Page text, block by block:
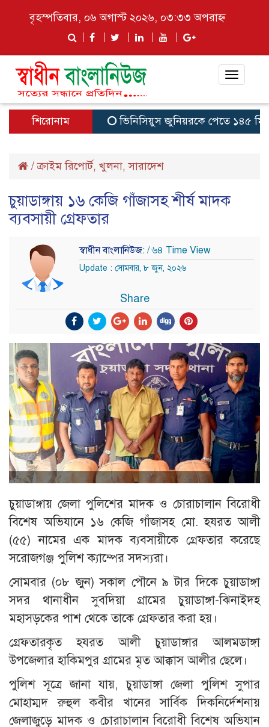
বৃহস্পতিবার, ০৬ অগাস্ট ২০২৬, ০৩:৩৩ অপরাহ্ন
Toggle
শিরোনাম ভিনিসিয়ুস জুনিয়রকে পেতে ১৪৫
/ক্রাইম রিপোর্ট, খুলনা,সারাদেশ
চুয়াডাঙ্গায় ১৬ কেজি গাঁজাসহ শীর্ষ মাদক
ব্যবসায়ী গ্রেফতার
স্বাধীন বাংলানিউজ: / ৬৪ Time View
Update : সোমবার, ৮ জুন, ২০২৬
Share
চুয়াডাঙ্গায় জেলা পুলিশের মাদক ও চোরাচালান বিরোধী
বিশেষ অভিযানে ১৬ কেজি গাঁজাসহ মো. হযরত আলী
(৫৫) নামের এক মাদক ব্যবসায়ীকে গ্রেফতার করেছে
সরোজগঞ্জ পুলিশ ক্যাম্পের সদস্যরা।
সোমবার (০৮ জুন) সকাল পৌনে ৯ টার দিকে চুয়াডাঙ্গা
সদর থানাধীন সুবদিয়া গ্রামের চুয়াডাঙ্গা-ঝিনাইদহ
মহাসড়কের পাশ থেকে তাকে গ্রেফতার করা হয়।
গ্রেফতারকৃত হযরত আলী চুয়াডাঙ্গার আলমডাঙ্গা
উপজেলার হাকিমপুর গ্রামের মৃত আক্কাস আলীর ছেলে।
পুলিশ সূত্রে জানা যায়, চুয়াডাঙ্গা জেলা পুলিশ সুপার
মোহাম্মদ রুহুল কবীর খানের সার্বিক দিকনির্দেশনায়
জেলাজুড়ে মাদক ও চোরাচালান বিরোধী বিশেষ অভিযান